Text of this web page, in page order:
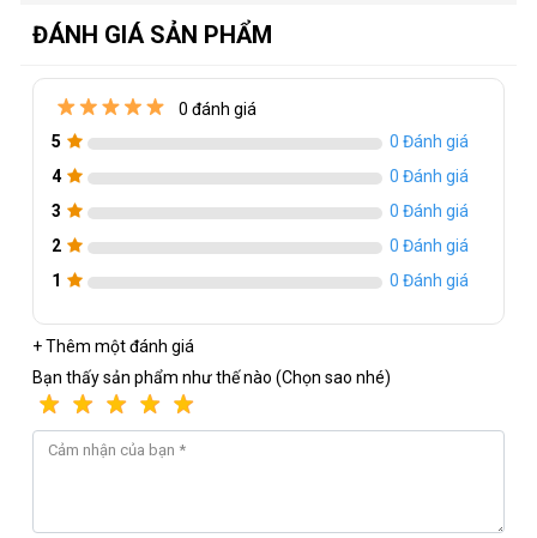
ĐÁNH GIÁ SẢN PHẨM
0 đánh giá
5
0 Đánh giá
4
0 Đánh giá
3
0 Đánh giá
2
0 Đánh giá
1
0 Đánh giá
+ Thêm một đánh giá
Bạn thấy sản phẩm như thế nào (Chọn sao nhé)